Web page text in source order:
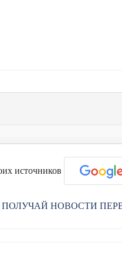
источников
НОВОСТИ